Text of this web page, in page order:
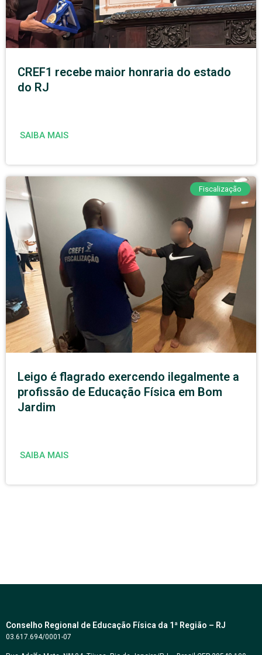
CREF1 recebe maior honraria do estado
do RJ
SAIBA MAIS
Fiscalização
Leigo é flagrado exercendo ilegalmente a
profissão de Educação Física em Bom
Jardim
SAIBA MAIS
Conselho Regional de Educação Física da 1ª Região – RJ
03.617.694/0001-07